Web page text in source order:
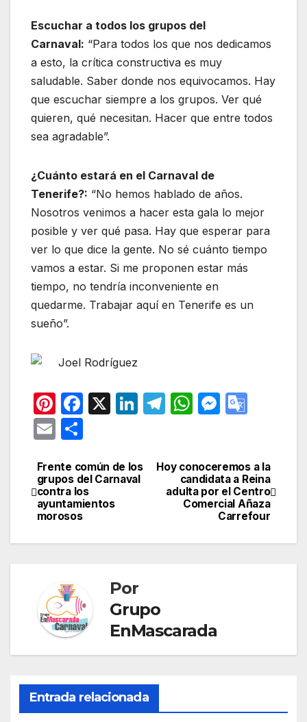
Escuchar a todos los grupos del
Carnaval: “Para todos los que nos dedicamos
a esto, la crítica constructiva es muy
saludable. Saber donde nos equivocamos. Hay
que escuchar siempre a los grupos. Ver qué
quieren, qué necesitan. Hacer que entre todos
sea agradable”.
¿Cuánto estará en el Carnaval de
Tenerife?: “No hemos hablado de años.
Nosotros venimos a hacer esta gala lo mejor
posible y ver qué pasa. Hay que esperar para
ver lo que dice la gente. No sé cuánto tiempo
vamos a estar. Si me proponen estar más
tiempo, no tendría inconveniente en
quedarme. Trabajar aquí en Tenerife es un
sueño”.
Joel Rodríguez
Pi
nt
er
e
st
F
e
b
o
X
Li
e
dI
T
gr
a
m
W
s
A
p
M
s
e
n
gl
e
Tr
E
ail m
p
ar
tir
Navegación
de
Hoy conoceremos a la
candidata a Reina
adulta por el Centro
Comercial Añaza
Carrefour
Frente común de los
grupos del Carnaval
contra los
ayuntamientos
morosos
Por
Grupo
EnMascarada
Entrada relacionada